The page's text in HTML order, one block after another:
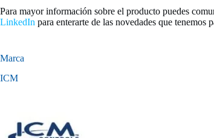
Para mayor información sobre el producto puedes
LinkedIn para enterarte de las novedades que tenemos
Marca
ICM